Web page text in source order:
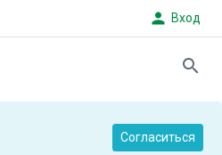
person Вход
search
Согласиться